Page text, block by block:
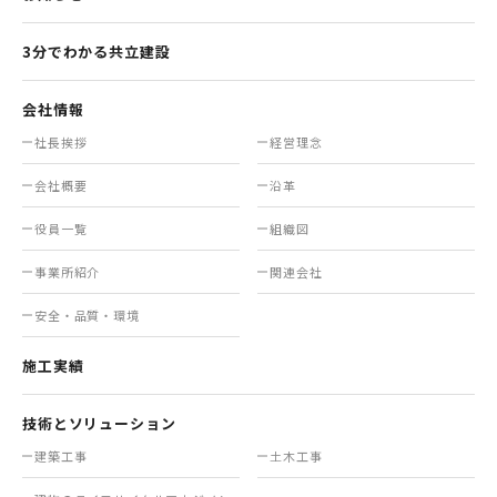
3分でわかる共立建設
会社情報
社長挨拶 経営理念
会社概要 沿革
役員一覧 組織図
事業所紹介 関連会社
安全・品質・環境
施工実績
技術とソリューション
建築工事 土木工事